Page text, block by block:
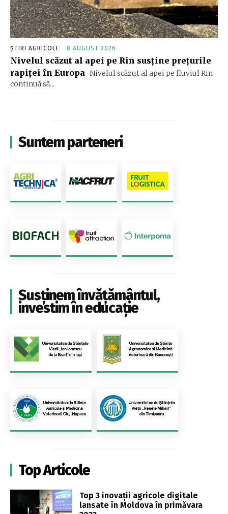
ȘTIRI AGRICOLE 8 AUGUST 2026
Nivelul scăzut al apei pe Rin susține prețurile
rapiței în Europa Nivelul scăzut al apei pe fluviul Rin
continuă să...
Suntem parteneri
Susținem învățământul,
investim în educație
Top Articole
Top 3 inovații agricole digitale
lansate în Moldova în primăvara